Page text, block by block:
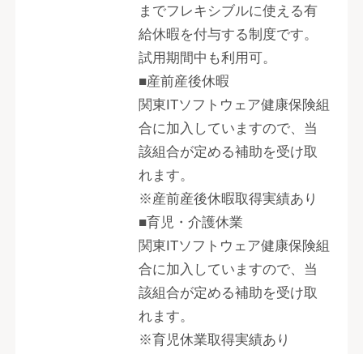
までフレキシブルに使える有
給休暇を付与する制度です。
試用期間中も利用可。
■産前産後休暇
関東ITソフトウェア健康保険組
合に加入していますので、当
該組合が定める補助を受け取
れます。
※産前産後休暇取得実績あり
■育児・介護休業
関東ITソフトウェア健康保険組
合に加入していますので、当
該組合が定める補助を受け取
れます。
※育児休業取得実績あり